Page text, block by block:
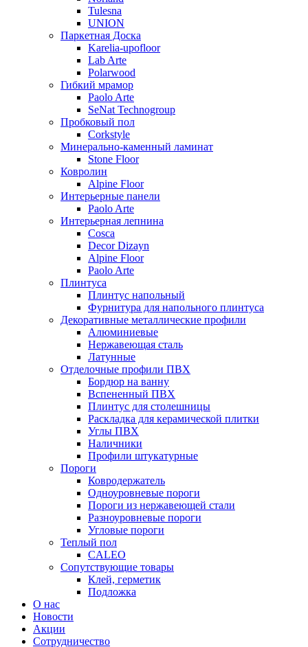
Tulesna
UNION
Паркетная Доска
Karelia-upofloor
Lab Arte
Polarwood
Гибкий мрамор
Paolo Arte
SeNat Technogroup
Пробковый пол
Corkstyle
Минерально-каменный ламинат
Stone Floor
Ковролин
Alpine Floor
Интерьерные панели
Paolo Arte
Интерьерная лепнина
Cosca
Decor Dizayn
Alpine Floor
Paolo Arte
Плинтуса
Плинтус напольный
Фурнитура для напольного плинтуса
Декоративные металлические профили
Алюминиевые
Нержавеющая сталь
Латунные
Отделочные профили ПВХ
Бордюр на ванну
Вспененный ПВХ
Плинтус для столешницы
Раскладка для керамической плитки
Углы ПВХ
Наличники
Профили штукатурные
Пороги
Ковродержатель
Одноуровневые пороги
Пороги из нержавеющей стали
Разноуровневые пороги
Угловые пороги
Теплый пол
CALEO
Сопутствующие товары
Клей, герметик
Подложка
О нас
Новости
Акции
Сотрудничество